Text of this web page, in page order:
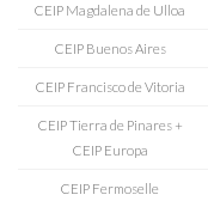
CEIP Magdalena de Ulloa
CEIP Buenos Aires
CEIP Francisco de Vitoria
CEIP Tierra de Pinares +
CEIP Europa
CEIP Fermoselle